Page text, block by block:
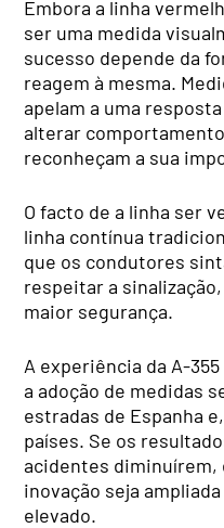
Embora a linha
ser uma medida
sucesso depende da
reagem à mesma.
apelam a uma
alterar
reconheçam a sua
O facto de a linha ser
linha contínua
que os condutores
respeitar a
maior segurança.
A experiência da A-
a adoção de medidas
estradas de Espanha
países. Se os
acidentes diminuírem,
inovação seja
elevado.